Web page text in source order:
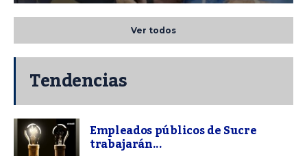
Ver todos
Tendencias
Empleados públicos de Sucre
trabajarán...